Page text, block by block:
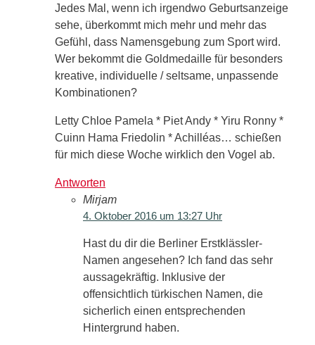
Jedes Mal, wenn ich irgendwo Geburtsanzeige
sehe, überkommt mich mehr und mehr das
Gefühl, dass Namensgebung zum Sport wird.
Wer bekommt die Goldmedaille für besonders
kreative, individuelle / seltsame, unpassende
Kombinationen?
Letty Chloe Pamela * Piet Andy * Yiru Ronny *
Cuinn Hama Friedolin * Achilléas… schießen
für mich diese Woche wirklich den Vogel ab.
Antworten
Mirjam
4. Oktober 2016 um 13:27 Uhr
Hast du dir die Berliner Erstklässler-
Namen angesehen? Ich fand das sehr
aussagekräftig. Inklusive der
offensichtlich türkischen Namen, die
sicherlich einen entsprechenden
Hintergrund haben.